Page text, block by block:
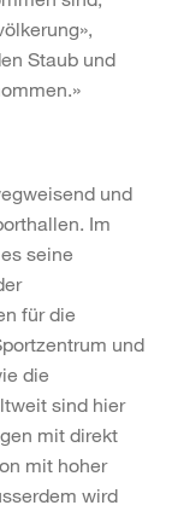
Staub und
und
Im
seine
für die
und
die
sind hier
mit direkt
mit hoher
wird